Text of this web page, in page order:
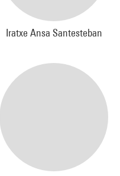
Iratxe Ansa Santesteban